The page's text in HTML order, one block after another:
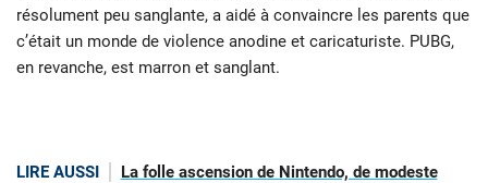
résolument peu sanglante, a aidé à convaincre les parents que
c’était un monde de violence anodine et caricaturiste. PUBG,
en revanche, est marron et sanglant.
LIRE AUSSI
La folle ascension de Nintendo, de modeste